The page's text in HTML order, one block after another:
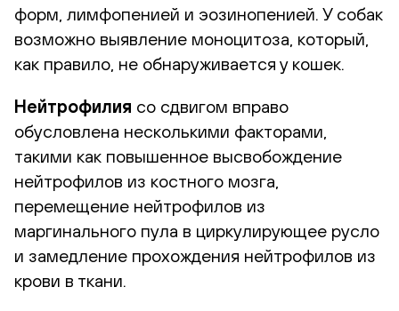
форм, лимфопенией и эозинопенией. У собак
возможно выявление моноцитоза, который,
как правило, не обнаруживается у кошек.
Нейтрофилия со сдвигом вправо
обусловлена несколькими факторами,
такими как повышенное высвобождение
нейтрофилов из костного мозга,
перемещение нейтрофилов из
маргинального пула в циркулирующее русло
и замедление прохождения нейтрофилов из
крови в ткани.